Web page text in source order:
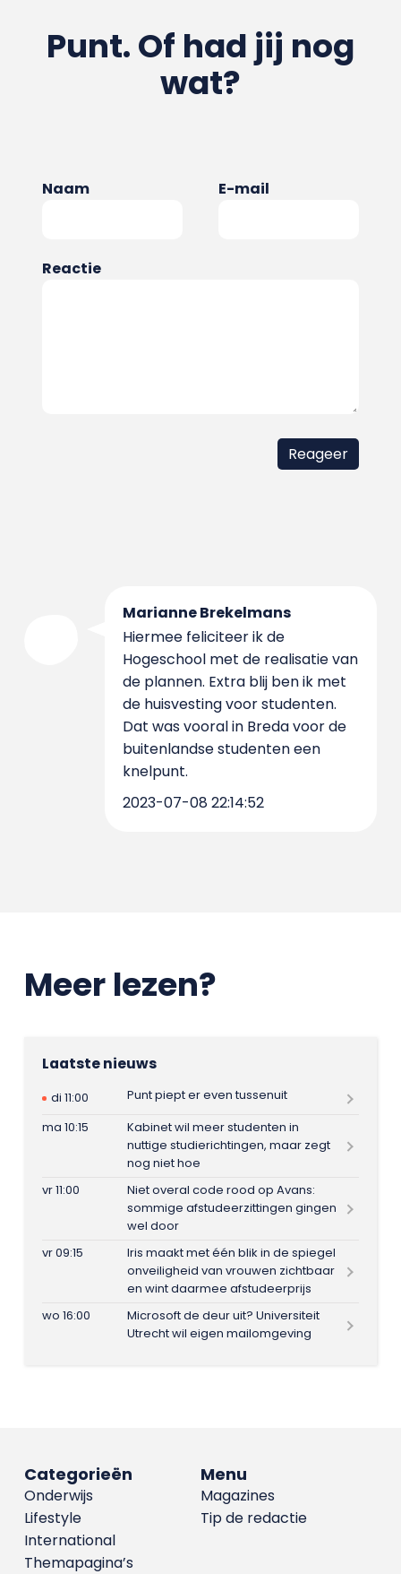
Punt. Of had jij nog
wat?
Naam E-mail
Reactie
Marianne Brekelmans
Hiermee feliciteer ik de
Hogeschool met de realisatie van
de plannen. Extra blij ben ik met
de huisvesting voor studenten.
Dat was vooral in Breda voor de
buitenlandse studenten een
knelpunt.
2023-07-08 22:14:52
Meer lezen?
Laatste nieuws
di 11:00
Punt piept er even tussenuit
ma 10:15
Kabinet wil meer studenten in
nuttige studierichtingen, maar zegt
nog niet hoe
vr 11:00
Niet overal code rood op Avans:
sommige afstudeerzittingen gingen
wel door
vr 09:15
Iris maakt met één blik in de spiegel
onveiligheid van vrouwen zichtbaar
en wint daarmee afstudeerprijs
wo 16:00
Microsoft de deur uit? Universiteit
Utrecht wil eigen mailomgeving
Menu
Magazines
Tip de redactie
Categorieën
Onderwijs
Lifestyle
International
Themapagina’s